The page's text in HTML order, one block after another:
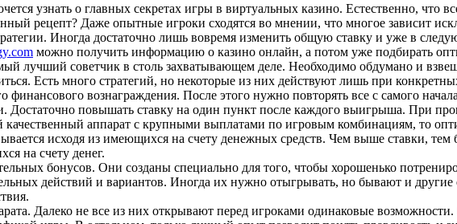
узнать о главных секретах игры в виртуальных казино. Естественно, что
рецепт? Даже опытные игроки сходятся во мнении, что многое зависит
Иногда достаточно лишь вовремя изменить общую ставку и уже в
можно получить информацию о казино онлайн, а потом уже подбирать
лучший советчик в столь захватывающем деле. Необходимо обдумано и
Есть много стратегий, но некоторые из них действуют лишь при конкретных
вознаграждения. После этого нужно повторять все с самого
Достаточно повышать ставку на один пункт после каждого выигрыша. При
аппарат с крупными выплатами по игровым комбинациям, то
исходя из имеющихся на счету денежных средств. Чем выше ставки,
на счету денег.
бонусов. Они созданы специально для того, чтобы хорошенько
действий и вариантов. Иногда их нужно отыгрывать, но бывают и другие
Далеко не все из них открывают перед игроками одинаковые